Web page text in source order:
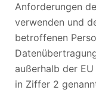
Anforderungen
verwenden und
betroffenen
außerhalb der
in Ziffer 2